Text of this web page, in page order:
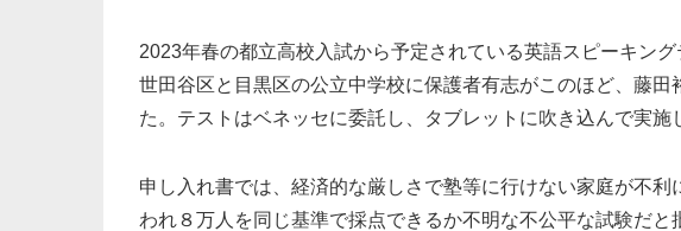
2023年春の都立高校入試から予定されている英語スピーキン
世田谷区と目黒区の公立中学校に保護者有志がこのほど、藤田
た。テストはベネッセに委託し、タブレットに吹き込んで実施
申し入れ書では、経済的な厳しさで塾等に行けない家庭が不
われ８万人を同じ基準で採点できるか不明な不公平な試験だ